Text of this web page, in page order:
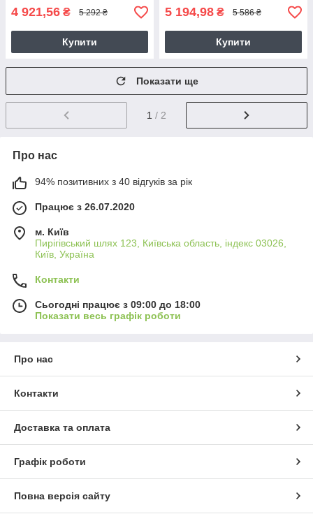
4 921,56 ₴ 5 292 ₴
Купити
5 194,98 ₴ 5 586 ₴
Купити
Показати ще
1 / 2
Про нас
94% позитивних з 40 відгуків за рік
Працює з 26.07.2020
м. Київ
Пирігівський шлях 123, Київська область, індекс 03026,
Київ, Україна
Контакти
Сьогодні працює з 09:00 до 18:00
Показати весь графік роботи
Про нас
Контакти
Доставка та оплата
Графік роботи
Повна версія сайту